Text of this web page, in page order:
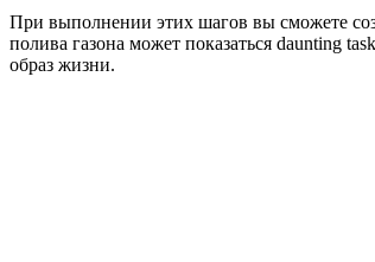
При выполнении этих шагов вы сможете
полива газона может показаться daunting
образ жизни.